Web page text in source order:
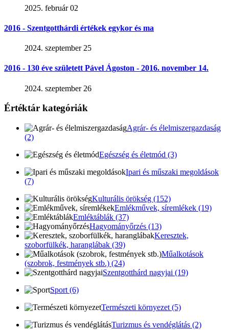
2025. február 02
2016 - Szentgotthárdi értékek egykor és ma
2024. szeptember 25
2016 - 130 éve született Pável Ágoston - 2016. november 14.
2024. szeptember 26
Értéktár kategóriák
Agrár- és élelmiszergazdaság
(2)
Egészség és életmód (3)
Ipari és műszaki megoldások
(7)
Kulturális örökség (152)
Emlékművek, síremlékek (19)
Emléktáblák (37)
Hagyományőrzés (13)
Keresztek,
szoborfülkék, haranglábak (39)
Műalkotások
(szobrok, festmények stb.) (24)
Szentgotthárd nagyjai (19)
Sport (6)
Természeti környezet (5)
Turizmus és vendéglátás (2)